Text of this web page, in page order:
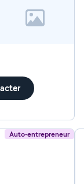
Auto-entrepreneur